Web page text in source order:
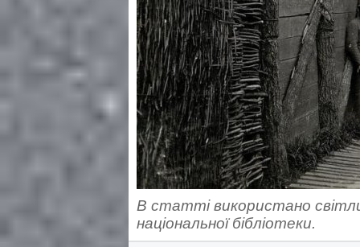
В статті використано
національної бібліотеки.